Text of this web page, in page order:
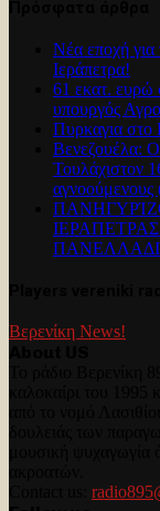
Νέα εποχή
Ιεράπετρα!
61 εκατ. ευρώ
υπουργός
Πυρκαγια στο
Βενεζουέλα: Ο
Τουλάχιστον
Βερενίκη News!